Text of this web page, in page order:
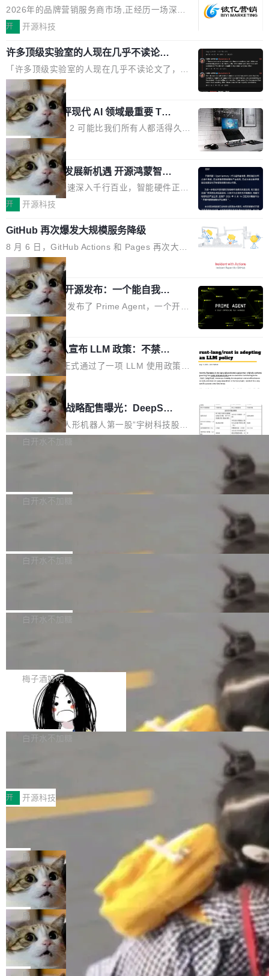
造，整机长度仅16厘米，提供1600W额定功率
与80PLUS钛金能效；支持ATX 3.1与PCIe 5.1
实时LCD监控屏，可充分满足当下高阶PC主机
的严苛使用需求。 澎湃功率，紧凑机身 钛金雕1
600PG5 AI TOP具备强悍输出功率，同时实现
机身尺寸大幅精简。整机长度仅16厘米，属于同
功率段机身尺寸十分紧凑的1600W电源产品。小
巧机身有效提升市面主流标准A...
从流量思维到品牌资产思维的范式转移
2026年的品牌营销服务商市场,正经历一场深刻
的价值重构。全球全案品牌代理机构市场从2025
复合增长率达5.44%,预计2032年将突破120亿美
元。数字广告与公共关系相关服务市场更是从20
25年的8463亿美元扩张至2026年的8763亿美
元。数字的背后是一个清晰的事实——品牌对专
业化营销服务的需求从未如此迫切。 但市场扩容
的同时,服务商的竞争逻辑正在改变。2026年Top
Agency年度合辑的观察指出,“产品”这个离消费
者最近的载体,在整个品牌营销层面的权重显著变
高了。全域营销服务商的竞争正在从规模转向深
度,案例厚度、全域覆盖、多线协同...
开 开源科技
许多顶级实验室的人现在几乎不读论文
了
「许多顶级实验室的人现在几乎不读论文了，而
且他们认为 ICLR/ICML/NeurIPS 充斥着大量过
度宣传和欺诈。」 OpenAI 研究员 Keller Jorda
n 这条推文引发了广泛讨论。他不是在说风凉
话，他是说出了一个圈内人尽皆知但很少公开捅
破的事实。 Jordan 随后补充了一句软化声明：
「我不认为这些会议上大部分论文都在过度宣传
或造假。问题是，作为读者，如果你筛选出那些
看起来最令人兴奋的论文，那它们大部分都是过
度宣传的。」 这才是真正的痛点。不是所有论文
都有问题，是最吸引眼球的那批论文最有问题。
他引用的帖子来自 Mathew Shen，一位 ICLR 2
026 的读者：「看了篇 ...
局
xAI 前工程师评现代 AI 领域最重要 Top
3 开源项目
Flash Attention 2 可能比我们所有人都活得久。
这句话不是来自某个技术博客，而是出自 Hieu
Pham 的一条推文。Hieu Pham 是谁？他是 xAI
的早期工程师之一，在 Grok 训练基础设施团队
工作过。近日他在 X 上发了一条帖子，列出了他
认为现代 AI 领域最重要的三个开源项目。 第一
理由很具体。FA 系列不需要解释，但 FA2 是他
认为最重要的一个——复杂度恰到好处，刚好能
驱动你去学 CuTe，但还没被那些"邪恶的" Hopp
er++ 优化所淹没，足够容易修改和适配。 更关
键的是 FA2 的持久性...
局
共商智能硬件发展新机遇 开源鸿蒙智能
硬件开发者日杭州站即将举行
随着万物智联加速深入千行百业，智能硬件正从
单点设备迈向智能化、网联化、协同化发展。作
鸿蒙通过统一技术底座和分布式能力，为不同类
型智能设备的开发、连接与互联提供关键支撑，
也为产业链企业探索产品创新与商业增长打开新
的空间。 8月14日，开源鸿蒙智能硬件开发者日
（OHDD：OpenHarmony Hardware Develope
r Day）将在杭州启航。活动面向智能硬件产业
链企业和开发者，邀请行业专家与资深技术顾
问，围绕开源鸿蒙技术能力、设备适配、芯片适
配、功耗与稳定性调优、兼容性测评及统一互联
等内容展开系统讲解和实战交流，帮助企业进一
步了解开源鸿蒙在智能...
开 开源科技
GitHub 再次爆发大规模服务降级
8 月 6 日，GitHub Actions 和 Pages 再次大规
模服务降级，Actions 完全不可用超过 5 小时，
webhook 停发，连自托管 runner 也因调度层故
障无法工作。Pages、Copilot code review、C
opilot coding agent 全部受影响。从检测到完全
恢复，大约 12 小时。 这是 2026 年 8 月的第六
起事故，其中四起与 AI/Copilot 服务相关。 Git
Hub 员工 kdaigle 在 HN 讨论中贴出了一组数
据：2025 年全年 10 亿次 commit。现在，每周
2.75 亿次，全年预计 140 亿次。GitHub...
局
Prime Agent 开源发布：一个能自我改
进的编程 Agent，ARC-AGI 3 超越人类
专家基线
Prime Intellect 发布了 Prime Agent，一个开源
的编程 Agent Harness，核心设计围绕两个抽
象：Recursive Language Model（RLM）和 C
ontinual Harness。在 ARC-AGI 3 基准测试
上，Prime Agent + Opus 5 的组合达到了 95.
5% RHAE Best@1，超过了 ARC 报告的人类专
家基线 95.4%。 不是又一个 coding agent 包装
器 Prime Agent 的架构和市面上大多数 coding
agent 有本质区别。大多数 agent harness 的设
计是基于早期模型的能力—...
局
Rust 项目团队宣布 LLM 政策：不禁
止，但你要承认哪些代码不是你写的
Rust 语言项目正式通过了一项 LLM 使用政策，
覆盖 rust-lang/rust 单一仓库的代码贡献。这不
是项目级别的官方立场，目前由五个团队采纳，
但它可能是主流开源项目中关于 AI 辅助贡献最
细致的一份规则。 政策的核心只有一句话：LLM
可以用来分析、提炼、审阅、建议，但不能用来
不得生成涉及安全性的关键变更，除非作者本身
局
宇树科技 IPO 战略配售曝光：DeepSe
ek 获配 93.3 万股，锁定 36 个月
8月6日晚间，“人形机器人第一股”宇树科技股份
有限公司披露IPO发行价格及战略配售结果，杭
36个月。 公告显示，本次宇树科技战略配售对
员工参与设立的专项资产管理计划。其中，Dee
获配9...
白开水不加糖
Bug fixes and enhancements 修复多次传递同
一个回归问题，该问题导致拉取镜像时会拒绝包
题，该问题可能导致在旧版 Linux 内核...
白开水不加糖
e 孵化器项目管理委员会（IPMC）投票中获得
P）！这一里程碑不仅标志着 Fluss 迈入新的发
白开水不加糖
长期停止内容更新，未能实现其作为“AI版维基百
提交的编辑请求也长期处于待处理状态。 Groki
pedia 于去年底上线，定位为由人工智能生成内
容的百科平台，被马斯克视为传统众包百科网站
维基百科的替代方案。Lawfare 调查发现，无论
热门页面还是低关注度页面，均未出现近期更
白开水不加糖
是这样的：配 MessageSource 的 Bean、写 R
eloadableResourceBundleMessageSource、
声明 LocaleResolver、注册 LocaleChangeInt
erceptor…五六步之后才能看到第一行翻译文
本。 Solon 换了个方式。整个 i18n 模块围绕三
梅子酒好吃
Apache Doris 4.1 全面增强 Iceberg：
支持 UPDATE、MERGE INTO 与 Iceb
erg V3
Apache Doris 4.1 要补齐的，正是缺失的那一
半。在已有查询能力的基础上，Doris 进一步支
常维护操作，并完整支持 Iceberg V3 格式。
白开水不加糖
村国家自主创新示范区会议中心开幕。本届大会
由中关村智联软件服务业质量创新联盟主办，以
“智构可信·质创未来——AI原生时代的质量新范
式”为主题，直面AI从实验室走向规模化产业落地
的核心质量命题。会上，《2026智能研发生产力
工具选型手册》发布，Testin云测的Testin XAge
nt智能测试系统入选AI测试领域代表产品。对CI
O而言，这提示了一个转变：AI测试正在从效率
工具升级为企业的质量基础设施。 CIO面对的新
现实 过去两年，CIO们的焦虑清单上多了两项：
一是如何让大模型和智能体应用安全地从PoC走
向生产，二是如何让测试团队跟得上AI应用...
开 开源科技
让非法状态不可表示：一篇关于 ADT
有一种东西，一旦用过就回不去了。Alex Fedos
eev 管它叫"软件设计的基石"。 他说的东西不新
鲜——代数数据类型（ADT），尤其是和类型
（sum type）。但他说清楚了一件事：这不是类
型系统的学术体操，是日常编码的思维方式。 文
章从一个简单的例子切入。一个网站的深色主题
设置，如果用布尔值 + 可空字段来表示——bool
ean 表示是否可切换，nullable 的默认模式、浅
色方案、深色方案——会产生大量无意义的组
合。方案缺了、配置冲突了、全 null 了。要知道
局
Cloudflare 开源内部企业 AI 平台 Clou
dflare OS
Cloudflare 发布了一个开源项目 Cloudflare O
S。如果你只看官方博客，你会觉得这是又一
个"AI 知识库 + 聊天机器人"——每个大厂都在
做，没什么新鲜的。 但 Kenton Varda 在 Twitte
r 上把事情说清楚了： 今天我们发布了 Cloudfla
re OS，一个带连接器的聊天机器人，跟其他所
局
Deno 团队开源 Celld，可自托管的分
布式 Durable Objects
Ryan Dahl 领导的 Deno 团队推出了最新开源项
目 Celld，一个能在自己机器上运行 Cloudflare